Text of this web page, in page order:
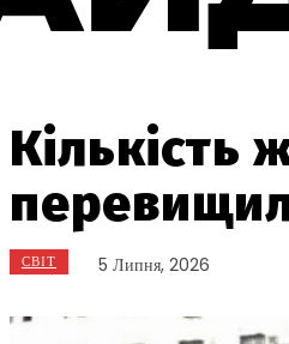
Кількість
СВІТ 5 Липня, 2026